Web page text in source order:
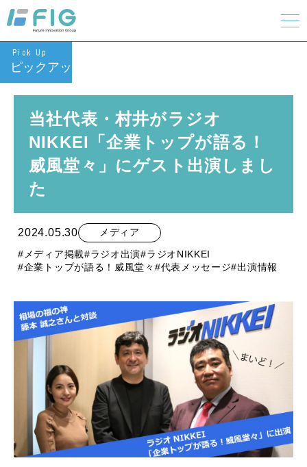
Pick Up
ピックアップ
当社代表・村井がラジオ
NIKKEI「企業トップが語る！
威風堂々」にゲスト出演しまし
た
2024.05.30
メディア
#メディア掲載#ラジオ出演#ラジオNIKKEI
#企業トップが語る！威風堂々 #代表メッセージ#出演情報